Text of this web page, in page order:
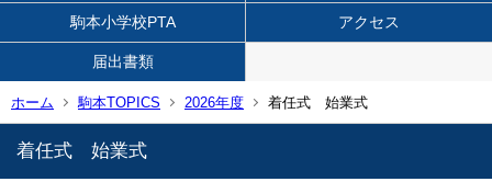
駒本小学校PTA アクセス
届出書類
ホーム 駒本TOPICS 2026年度 着任式 始業式
着任式 始業式